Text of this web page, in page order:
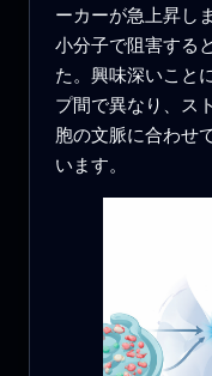
ーカーが急上昇し
小分子で阻害する
た。興味深いこと
プ間で異なり、ス
胞の文脈に合わせ
います。